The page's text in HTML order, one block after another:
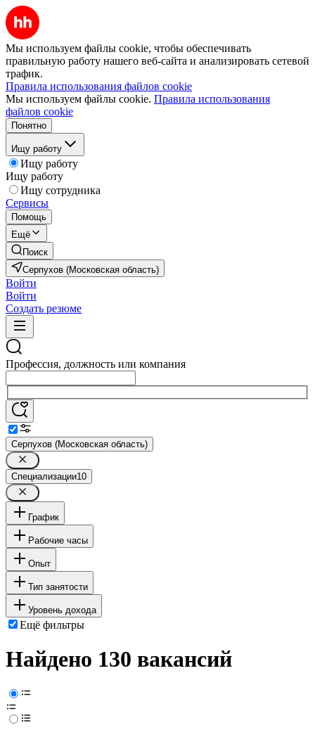
Мы используем файлы cookie, чтобы обеспечивать
правильную работу нашего веб-сайта и анализировать сетевой
трафик.
Правила использования файлов cookie
Мы используем файлы cookie. Правила использования
файлов cookie
Понятно
Ищу работу
Ищу работу
Ищу работу
Ищу сотрудника
Сервисы
Помощь
Ещё
Поиск
Серпухов (Московская область)
Войти
Войти
Создать резюме
Профессия, должность или компания
Серпухов (Московская область)
Специализации10
График
Рабочие часы
Опыт
Тип занятости
Уровень дохода
Ещё фильтры
Найдено 130 вакансий